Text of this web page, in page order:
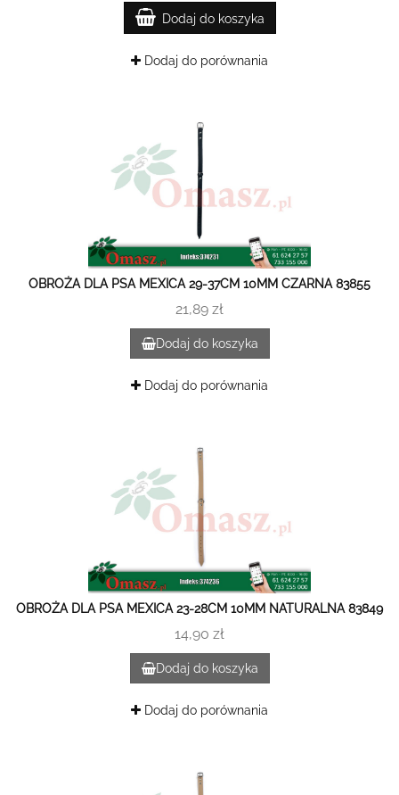
Dodaj do koszyka
Dodaj do porównania
OBROŻA DLA PSA MEXICA 29-37CM 10MM CZARNA 83855
21,89 zł
Dodaj do koszyka
Dodaj do porównania
OBROŻA DLA PSA MEXICA 23-28CM 10MM NATURALNA 83849
14,90 zł
Dodaj do koszyka
Dodaj do porównania